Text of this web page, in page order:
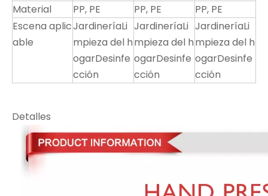
Material PP, PE PP, PE
PP, PE
Escena aplic
able
JardineríaLi
mpieza del h
ogarDesinfe
cción
JardineríaLi
mpieza del h
ogarDesinfe
cción
JardineríaLi
mpieza del h
ogarDesinfe
cción
Detalles